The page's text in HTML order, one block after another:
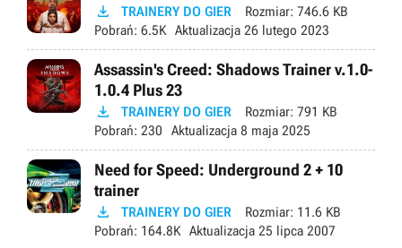
 TRAINERY DO GIER Rozmiar: 746.6 KB
Pobrań: 6.5K Aktualizacja 26 lutego 2023
Assassin's Creed: Shadows Trainer v.1.0-
1.0.4 Plus 23
 TRAINERY DO GIER Rozmiar: 791 KB
Pobrań: 230 Aktualizacja 8 maja 2025
Need for Speed: Underground 2 + 10
trainer
 TRAINERY DO GIER Rozmiar: 11.6 KB
Pobrań: 164.8K Aktualizacja 25 lipca 2007